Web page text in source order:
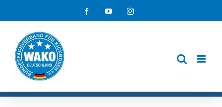
Inhalt
springen
FacebookYouTubeInstagram